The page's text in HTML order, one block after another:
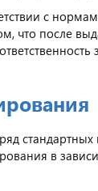
с
что после
в